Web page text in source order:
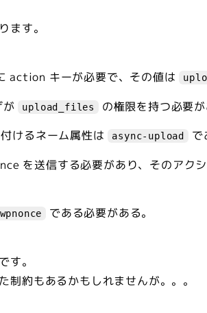
ます。
action キーが必要で、その値は
が
upload_files
の権限を持つ必要が
けるネーム属性は
async-upload
で
を送信する必要があり、そのアク
である必要がある。
す。
制約もあるかもしれませんが。。。